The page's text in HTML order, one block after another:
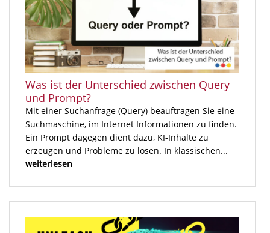
Was ist der Unterschied zwischen Query
und Prompt?
Mit einer Suchanfrage (Query) beauftragen Sie eine
Suchmaschine, im Internet Informationen zu finden.
Ein Prompt dagegen dient dazu, KI-Inhalte zu
erzeugen und Probleme zu lösen. In klassischen...
weiterlesen